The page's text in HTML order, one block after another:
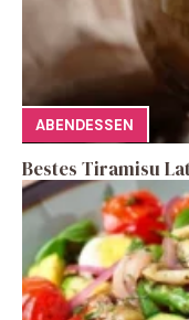
ABENDESSEN
Bestes Tiramisu